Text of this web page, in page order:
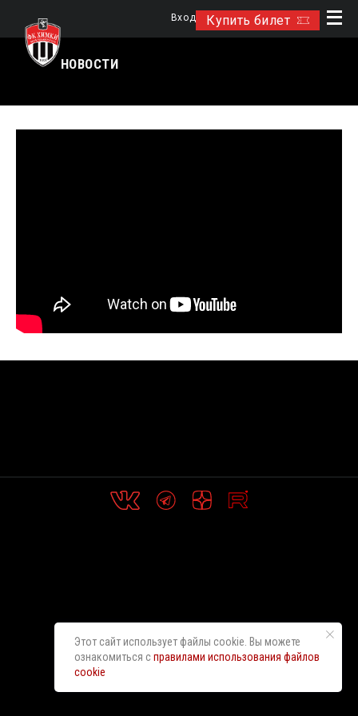
Купить билет
Вход
НОВОСТИ
Этот сайт использует файлы cookie. Вы можете
ознакомиться справилами использования файлов
cookie